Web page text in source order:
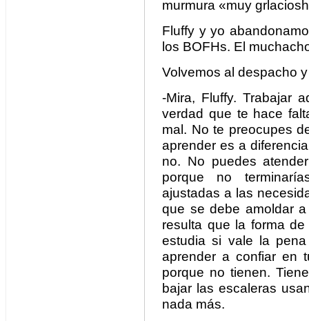
murmura «muy
Fluffy y yo
los BOFHs. El
Volvemos al despacho
-Mira, Fluffy. Trabajar
verdad que te hace
mal. No te preocupes
aprender es a
no. No puedes
porque no
ajustadas a las
que se debe amoldar
resulta que la forma
estudia si vale la
aprender a confiar en
porque no tienen.
bajar las escaleras
nada más.